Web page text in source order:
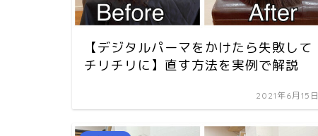
【デジタルパーマをかけたら失敗して
チリチリに】直す方法を実例で解説
2021年6月15日